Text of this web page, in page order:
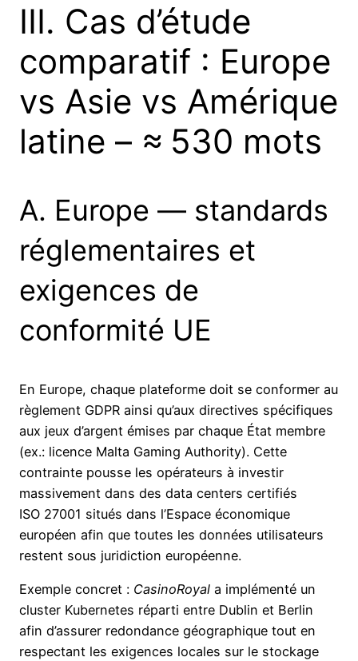
III. Cas d’étude
comparatif : Europe
vs Asie vs Amérique
latine – ≈ 530 mots
A. Europe — standards
réglementaires et
exigences de
conformité UE
En Europe, chaque plateforme doit se conformer au
règlement GDPR ainsi qu’aux directives spécifiques
aux jeux d’argent émises par chaque État membre
(ex.: licence Malta Gaming Authority). Cette
contrainte pousse les opérateurs à investir
massivement dans des data centers certifiés
ISO 27001 situés dans l’Espace économique
européen afin que toutes les données utilisateurs
restent sous juridiction européenne.
Exemple concret : CasinoRoyal a implémenté un
cluster Kubernetes réparti entre Dublin et Berlin
afin d’assurer redondance géographique tout en
respectant les exigences locales sur le stockage